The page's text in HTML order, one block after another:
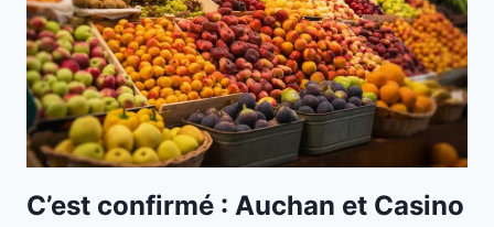
C’est confirmé : Auchan et Casino